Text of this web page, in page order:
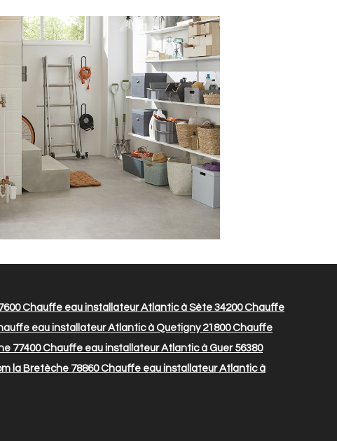
Chauffe eau installateur Atlantic à Sète 34200Chauffe
eau installateur Atlantic à Quetigny 21800Chauffe
77400Chauffe eau installateur Atlantic à Guer 56380
la Bretèche 78860Chauffe eau installateur Atlantic à